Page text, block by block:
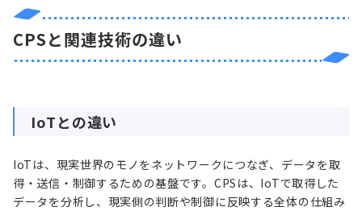
CPSと関連技術の違い
IoTとの違い
IoTは、現実世界のモノをネットワークにつなぎ、データを取
得・送信・制御するための基盤です。CPSは、IoTで取得した
データを分析し、現実側の判断や制御に反映する全体の仕組み